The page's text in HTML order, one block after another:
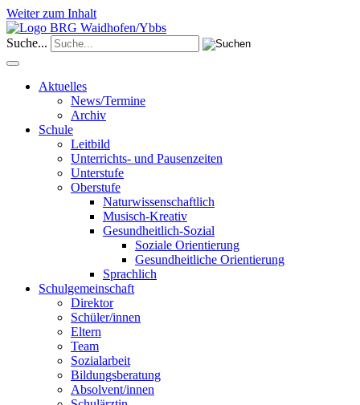
Weiter zum Inhalt
Suche...
Aktuelles
News/Termine
Archiv
Schule
Leitbild
Unterrichts- und Pausenzeiten
Unterstufe
Oberstufe
Naturwissenschaftlich
Musisch-Kreativ
Gesundheitlich-Sozial
Soziale Orientierung
Gesundheitliche Orientierung
Sprachlich
Schulgemeinschaft
Direktor
Schüler/innen
Eltern
Team
Sozialarbeit
Bildungsberatung
Absolvent/innen